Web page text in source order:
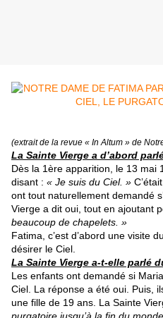
(extrait de la revue « In Altum » de
La Sainte Vierge a d’abord
Dès la 1ère apparition, le 13 mai
disant : « Je suis du Ciel. »
ont tout naturellement demandé
Vierge a dit oui, tout en ajoutant
beaucoup de chapelets. »
Fatima, c’est d’abord une visite
désirer le Ciel.
La Sainte Vierge a-t-elle parlé
Les enfants ont demandé si
Ciel. La réponse a été oui. Puis,
une fille de 19 ans. La Sainte